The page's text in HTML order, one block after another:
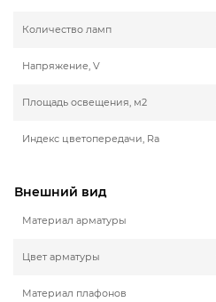
Количество ламп
Напряжение, V
Площадь освещения, м2
Индекс цветопередачи, Ra
Внешний вид
Материал арматуры
Цвет арматуры
Материал плафонов